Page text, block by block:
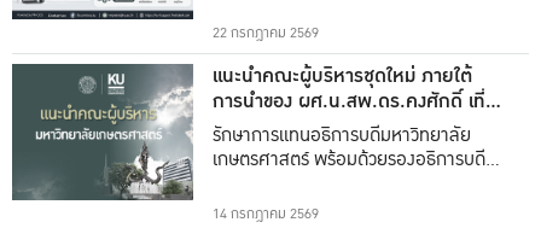
22 กรกฎาคม 2569
แนะนำคณะผู้บริหารชุดใหม่ ภายใต้
การนำของ ผศ.น.สพ.ดร.คงศักดิ์ เที่ยง
ธรรม
รักษาการแทนอธิการบดีมหาวิทยาลัย
เกษตรศาสตร์ พร้อมด้วยรองอธิการบดีทั้ง
14 กรกฎาคม 2569